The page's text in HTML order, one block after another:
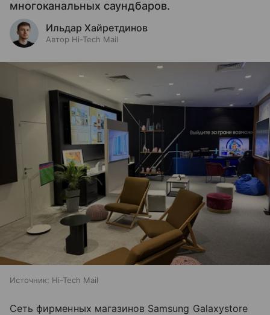
многоканальных саундбаров.
Ильдар Хайретдинов
Автор Hi-Tech Mail
Источник: Hi-Tech Mail
Сеть фирменных магазинов Samsung Galaxystore